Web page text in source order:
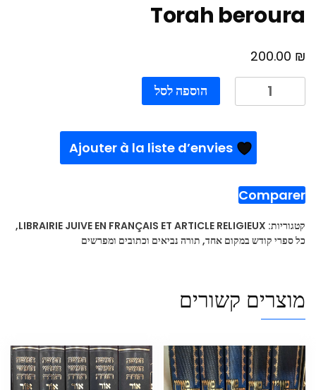
Torah beroura
200.00 ₪
של
הוספה לסל
Ajouter à la liste d’envies
Comparer
קטגוריות: LIBRAIRIE JUIVE EN FRANÇAIS ET ARTICLE RELIGIEUX
,
כל ספרי קודש במקום אחד, תורה נביאים וכתובים ומפרשים
מוצרים קשורים